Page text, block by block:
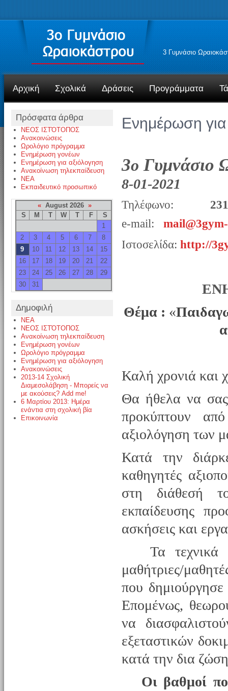
3 Γυμνάσιο
Αρχική Σχολικά Δράσεις Προγράμματα
Πρόσφατα άρθρα
ΝΕΟΣ ΙΣΤΌΤΟΠΟΣ
Ανακοινώσεις
Ωρολόγιο πρόγραμμα
Ενημέρωση γονέων
Ενημέρωση για αξιόλογηση
Ανακοίνωση τηλεκπαίδευση
NEA
Εκπαιδευτικό προσωπικό
« August 2026»
S
M T W T F
S
1
2
3 4 5 6 7
8
9
10 11 12 13 14
15
16
17 18 19 20 21
22
23
24 25 26 27 28
29
30
31
Δημοφιλή
NEA
ΝΕΟΣ ΙΣΤΌΤΟΠΟΣ
Ανακοίνωση τηλεκπαίδευση
Ενημέρωση γονέων
Ωρολόγιο πρόγραμμα
Ενημέρωση για αξιόλογηση
Ανακοινώσεις
2013-14 Σχολική
Διαμεσολάβηση - Μπορείς να
με ακούσεις? Add me!
6 Μαρτίου 2013: Ημέρα
ενάντια στη σχολική βία
Επικοινωνία
Ενημέρωση
3ο Γυμνάσιο
8-01-2021
Τηλέφωνο:
e-mail:
Ιστοσελίδα:http://
Θέμα : «
Καλή χρονιά και
Θα ήθελα να
προκύπτουν
αξιολόγηση των
Κατά την
καθηγητές
στη διάθεσή
εκπαίδευσης
ασκήσεις και
Τα τεχνικά
μαθήτριες/
που
Επομένως,
να
εξεταστικών
κατά την δια
Οι βαθμοί